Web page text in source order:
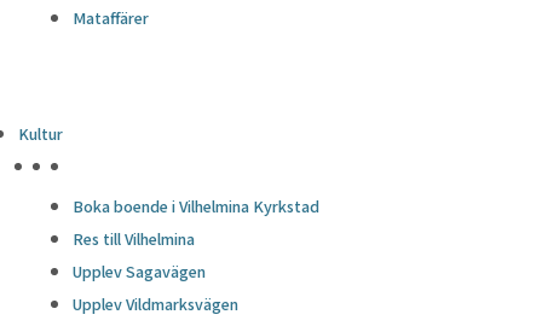
Mataffärer
Kultur
Boka boende i Vilhelmina Kyrkstad
Res till Vilhelmina
Upplev Sagavägen
Upplev Vildmarksvägen